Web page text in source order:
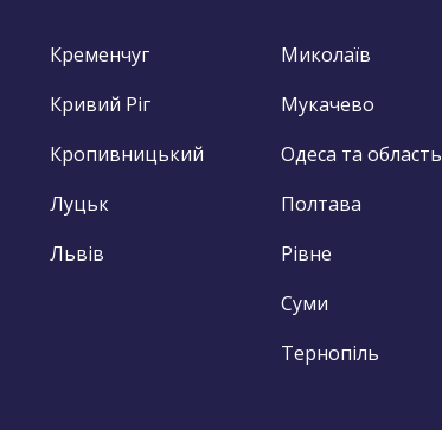
Кременчуг
Кривий Ріг
Кропивницький
Луцьк
Львів
Миколаїв
Мукачево
Одеса та область
Полтава
Рівне
Суми
Тернопіль